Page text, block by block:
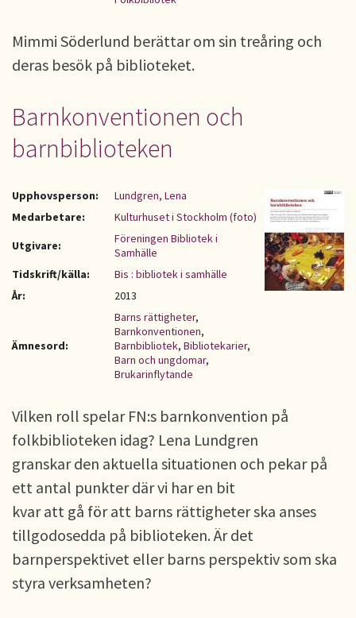
Mimmi Söderlund berättar om sin treåring och
deras besök på biblioteket.
Barnkonventionen och
barnbiblioteken
Upphovsperson:
Lundgren, Lena
Medarbetare:
Kulturhuset i Stockholm (foto)
Utgivare:
Föreningen Bibliotek i
Samhälle
Tidskrift/källa:
Bis : bibliotek i samhälle
År:
2013
Ämnesord:
Barns rättigheter,
Barnkonventionen,
Barnbibliotek, Bibliotekarier,
Barn och ungdomar,
Brukarinflytande
Vilken roll spelar FN:s barnkonvention på
folkbiblioteken idag? Lena Lundgren
granskar den aktuella situationen och pekar på
ett antal punkter där vi har en bit
kvar att gå för att barns rättigheter ska anses
tillgodosedda på biblioteken. Är det
barnperspektivet eller barns perspektiv som ska
styra verksamheten?